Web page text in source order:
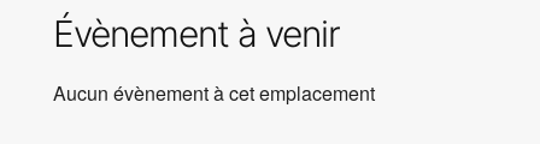
Évènement à venir
Aucun évènement à cet emplacement